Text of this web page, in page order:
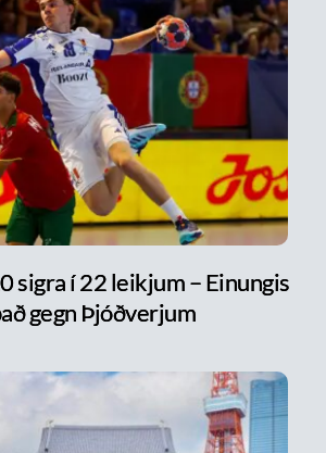
sigra í 22 leikjum – Einungis
gegn Þjóðverjum